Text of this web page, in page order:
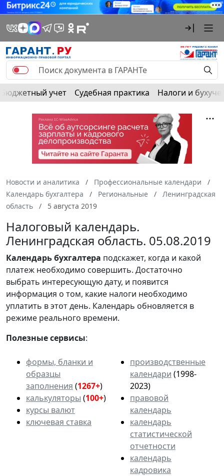
Бюджетный учет Судебная практика Налоги и
Новости и аналитика
Профессиональные календари
Календарь бухгалтера
Региональные
Ленинградская
область
5 августа 2019
Налоговый календарь.
Ленинградская область. 05.08.2019
Календарьбухгалтера подскажет, когда и какой
платеж необходимо совершить. Достаточно
выбрать интересующую дату, и появится
информация о том, какие налоги необходимо
уплатить в этот день. Календарь обновляется в
режиме реального времени.
Полезные сервисы:
формы, бланки и
образцы
заполнения (1267+)
калькуляторы (100+)
курсы валют
ключевая ставка
производственные
календари (1998-
2023)
правовой
календарь
календарь
статистической
отчетности
календарь
кадровика